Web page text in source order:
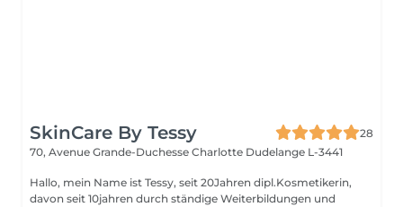
SkinCare By Tessy
28
70, Avenue Grande-Duchesse Charlotte Dudelange L-3441
Hallo, mein Name ist Tessy, seit 20Jahren dipl.Kosmetikerin,
davon seit 10jahren durch ständige Weiterbildungen und